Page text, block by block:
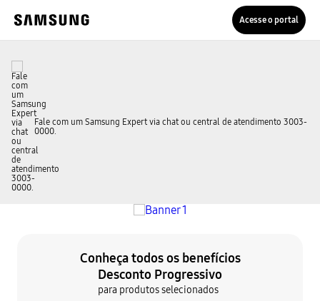
Acesse o portal
Fale com um Samsung Expert via chat ou central de atendimento 3003-
0000.
Conheça todos os benefícios
Desconto Progressivo
para produtos selecionados